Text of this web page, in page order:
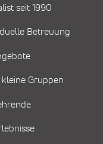
seit 1990
Betreuung
Gruppen